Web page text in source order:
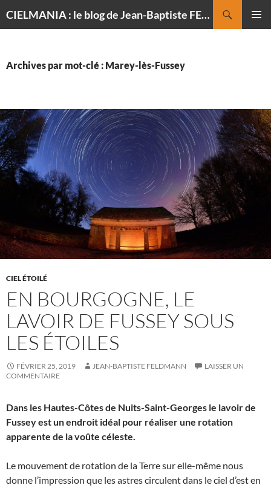
CIELMANIA : le blog de Jean-Baptiste FELDMANN, photographe du ciel
Archives par mot-clé : Marey-lès-Fussey
CIEL ÉTOILÉ
EN BOURGOGNE, LE
LAVOIR DE FUSSEY SOUS
LES ÉTOILES
FÉVRIER 25, 2019 JEAN-BAPTISTE FELDMANN
LAISSER UN
COMMENTAIRE
Dans les Hautes-Côtes de Nuits-Saint-Georges le lavoir de
Fussey est un endroit idéal pour réaliser une rotation
apparente de la voûte céleste.
Le mouvement de rotation de la Terre sur elle-même nous
donne l’impression que les astres circulent dans le ciel d’est en